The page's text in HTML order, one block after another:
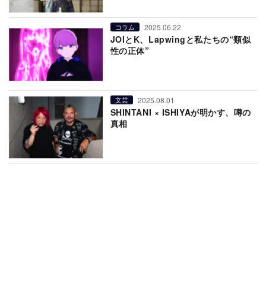
コラム 2025.06.22
JOIとK、Lapwingと私たちの“類似
性の正体”
文芸 2025.08.01
SHINTANI × ISHIYAが明かす、噂の
真相